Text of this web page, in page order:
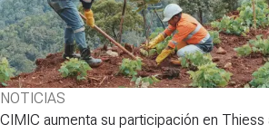
NOTICIAS
CIMIC aumenta su participación en Thiess